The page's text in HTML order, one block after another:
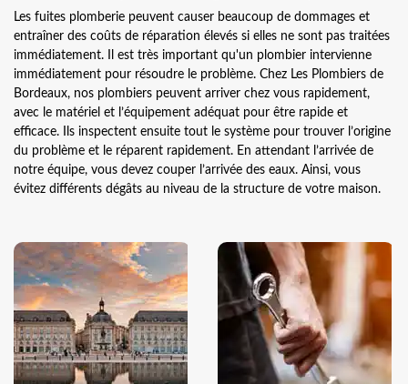
Les fuites plomberie peuvent causer beaucoup de dommages et
entraîner des coûts de réparation élevés si elles ne sont pas traitées
immédiatement. Il est très important qu'un plombier intervienne
immédiatement pour résoudre le problème. Chez Les Plombiers de
Bordeaux, nos plombiers peuvent arriver chez vous rapidement,
avec le matériel et l’équipement adéquat pour être rapide et
efficace. Ils inspectent ensuite tout le système pour trouver l’origine
du problème et le réparent rapidement. En attendant l’arrivée de
notre équipe, vous devez couper l’arrivée des eaux. Ainsi, vous
évitez différents dégâts au niveau de la structure de votre maison.